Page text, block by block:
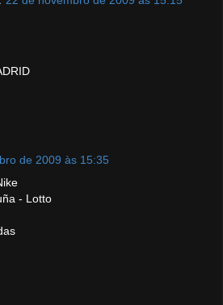
de 2009 às 15:35
- Lotto